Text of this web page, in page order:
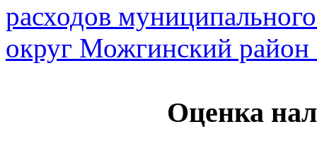
расходов
округ Можгинский
Оценка